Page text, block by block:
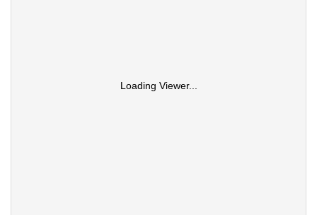
Loading Viewer...